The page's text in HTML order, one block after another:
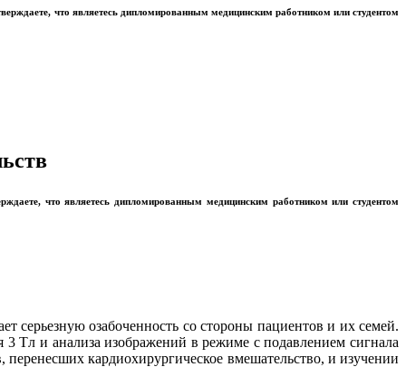
что являетесь дипломированным медицинским работником или студентом
что являетесь дипломированным медицинским работником или студентом
серьезную озабоченность со стороны пациентов и их семей.
Tл и анализа изображений в режиме с подавлением сигнала
кардиохирургическое вмешательство, и изучении